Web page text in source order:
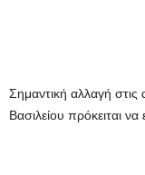
Σημαντική αλλαγή
Βασιλείου πρόκειται